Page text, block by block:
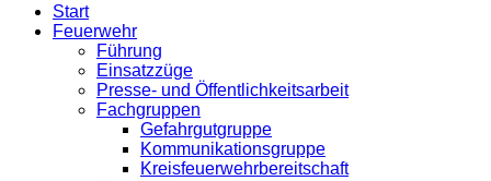
Start
Feuerwehr
Führung
Einsatzzüge
Presse- und Öffentlichkeitsarbeit
Fachgruppen
Gefahrgutgruppe
Kommunikationsgruppe
Kreisfeuerwehrbereitschaft